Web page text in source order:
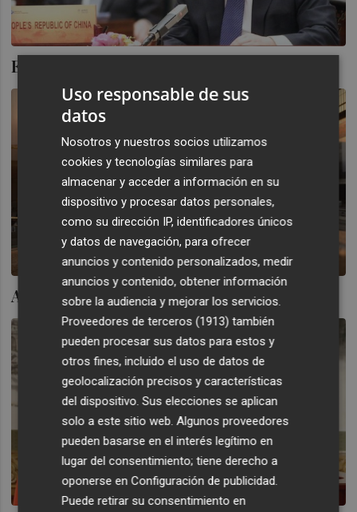
El peligro sigue viniendo del Este
Adam Smith en Hong Kong
Uso responsable de sus
datos
Nosotros y nuestros socios utilizamos
cookies y tecnologías similares para
almacenar y acceder a información en su
dispositivo y procesar datos personales,
como su dirección IP, identificadores únicos
y datos de navegación, para ofrecer
anuncios y contenido personalizados, medir
anuncios y contenido, obtener información
sobre la audiencia y mejorar los servicios.
Proveedores de terceros (1913) también
pueden procesar sus datos para estos y
otros fines, incluido el uso de datos de
geolocalización precisos y características
del dispositivo. Sus elecciones se aplican
solo a este sitio web. Algunos proveedores
pueden basarse en el interés legítimo en
lugar del consentimiento; tiene derecho a
oponerse enConfiguración de publicidad
Puede retirar su consentimiento en